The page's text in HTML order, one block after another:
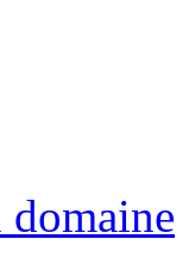
domaine